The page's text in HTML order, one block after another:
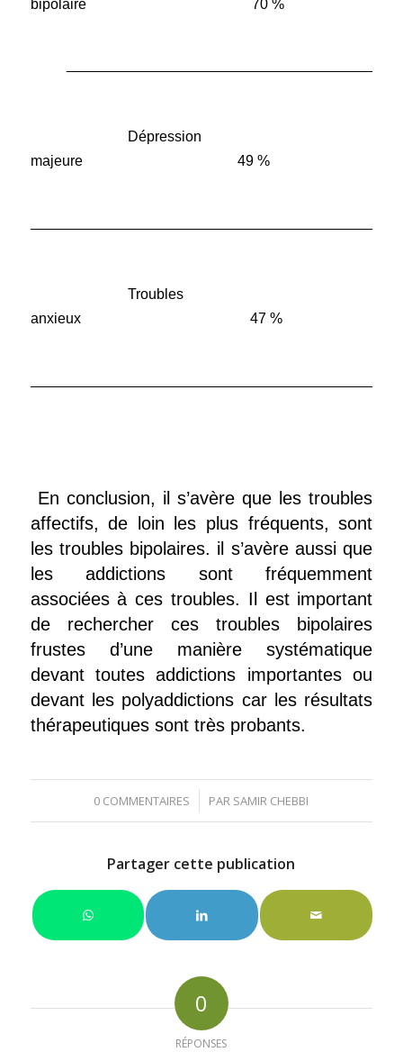
bipolaire 70 %
Dépression
majeure 49 %
Troubles
anxieux 47 %
En conclusion, il s’avère que les troubles
affectifs, de loin les plus fréquents, sont
les troubles bipolaires. il s’avère aussi que
les addictions sont fréquemment
associées à ces troubles. Il est important
de rechercher ces troubles bipolaires
frustes d’une manière systématique
devant toutes addictions importantes ou
devant les polyaddictions car les résultats
thérapeutiques sont très probants.
0 COMMENTAIRES
/ PAR SAMIR CHEBBI
Partager cette publication
0
RÉPONSES